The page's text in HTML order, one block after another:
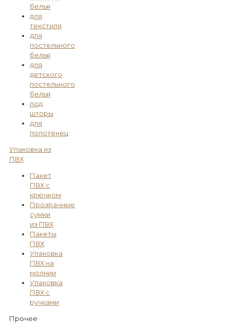
белья
для
текстиля
для
постельного
белья
для
детского
постельного
белья
под
шторы
для
полотенец
Упаковка из
ПВХ
Пакет
ПВХ с
крючком
Прозрачные
сумки
из ПВХ
Пакеты
ПВХ
Упаковка
ПВХ на
молнии
Упаковка
ПВХ с
ручками
Прочее